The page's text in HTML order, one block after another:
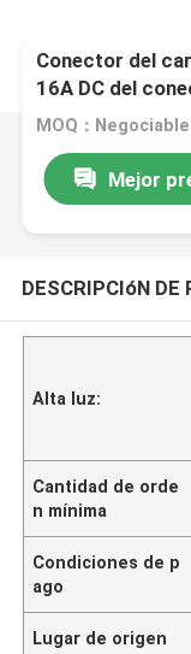
Conector del
16A DC del
MOQ：Negociable
Mejor
DESCRIPCIóN DE
Alta luz:
Cantidad de orde
n mínima
Condiciones de p
ago
Lugar de origen